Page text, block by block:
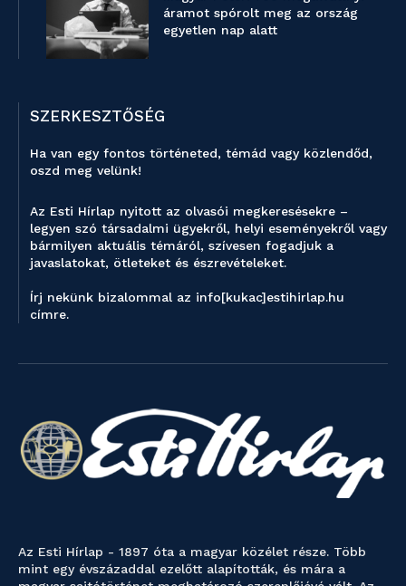
áramot spórolt meg az ország
egyetlen nap alatt
SZERKESZTŐSÉG
Ha van egy fontos történeted, témád vagy közlendőd,
oszd meg velünk!
Az Esti Hírlap nyitott az olvasói megkeresésekre –
legyen szó társadalmi ügyekről, helyi eseményekről vagy
bármilyen aktuális témáról, szívesen fogadjuk a
javaslatokat, ötleteket és észrevételeket.
Írj nekünk bizalommal az info[kukac]estihirlap.hu
címre.
Az Esti Hírlap - 1897 óta a magyar közélet része. Több
mint egy évszázaddal ezelőtt alapították, és mára a